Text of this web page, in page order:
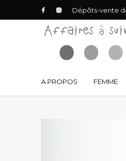
Dépôts-vente
A PROPOS FEMME